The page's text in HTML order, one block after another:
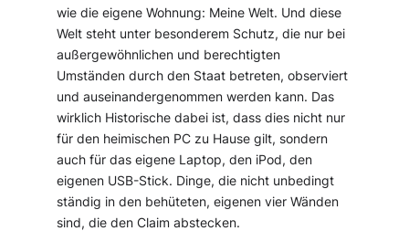
wie die eigene Wohnung: Meine Welt. Und diese
Welt steht unter besonderem Schutz, die nur bei
außergewöhnlichen und berechtigten
Umständen durch den Staat betreten, observiert
und auseinandergenommen werden kann. Das
wirklich Historische dabei ist, dass dies nicht nur
für den heimischen PC zu Hause gilt, sondern
auch für das eigene Laptop, den iPod, den
eigenen USB-Stick. Dinge, die nicht unbedingt
ständig in den behüteten, eigenen vier Wänden
sind, die den Claim abstecken.